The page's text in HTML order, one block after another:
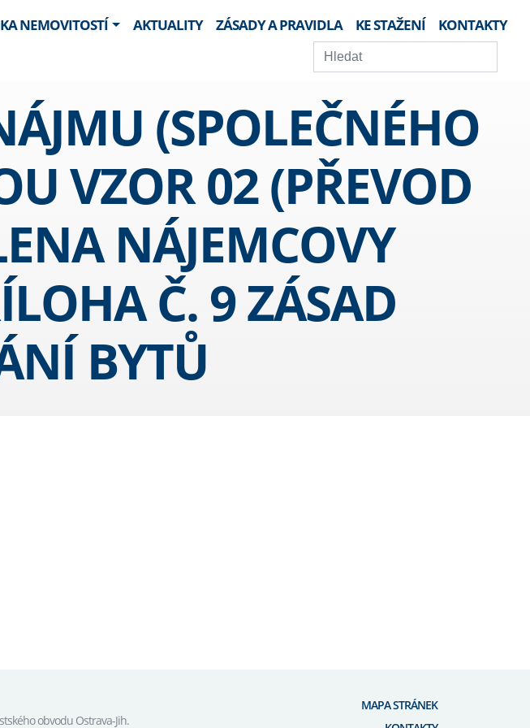
NEMOVITOSTÍ AKTUALITY ZÁSADY A PRAVIDLA KE STAŽENÍ KONTAKTY
(SPOLEČNÉHO
VZOR 02 (PŘEVOD
NÁJEMCOVY
Č. 9 ZÁSAD
BYTŮ
obvodu Ostrava-Jih.
MAPA STRÁNEK